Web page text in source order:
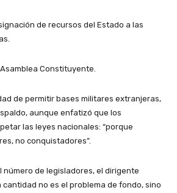
de recursos del Estado a las
Constituyente.
de permitir bases militares extranjeras,
aunque enfatizó que los
las leyes nacionales: “porque
no conquistadores”.
número de legisladores, el dirigente
no es el problema de fondo, sino